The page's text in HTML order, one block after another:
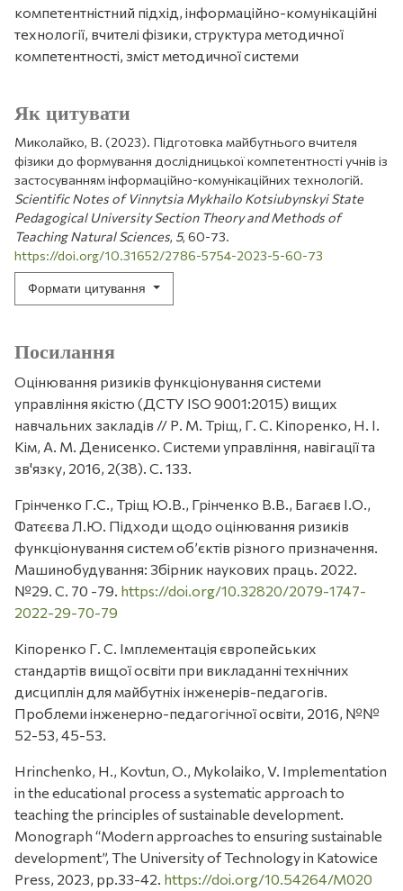
компетентністний підхід, інформаційно-комунікаційні
технології, вчителі фізики, структура методичної
компетентності, зміст методичної системи
Як цитувати
Миколайко, В. (2023). Підготовка майбутнього вчителя
фізики до формування дослідницької компетентності учнів із
застосуванням інформаційно-комунікаційних технологій.
Scientific Notes of Vinnytsia Mykhailo Kotsiubynskyi State
Pedagogical University Section Theory and Methods of
Teaching Natural Sciences, 5, 60-73.
https://doi.org/10.31652/2786-5754-2023-5-60-73
Формати цитування
Посилання
Оцінювання ризиків функціонування системи
управління якістю (ДСТУ ISO 9001:2015) вищих
навчальних закладів // Р. М. Тріщ, Г. С. Кіпоренко, Н. І.
Кім, А. М. Денисенко. Системи управління, навігації та
зв'язку, 2016, 2(38). С. 133.
Грінченко Г.С., Тріщ Ю.В., Грінченко В.В., Багаєв І.О.,
Фатєєва Л.Ю. Підходи щодо оцінювання ризиків
функціонування систем об’єктів різного призначення.
Машинобудування: Збірник наукових праць. 2022.
№29. С. 70 -79. https://doi.org/10.32820/2079-1747-
2022-29-70-79
Кіпоренко Г. С. Імплементація європейських
стандартів вищої освіти при викладанні технічних
дисциплін для майбутніх інженерів-педагогів.
Проблеми інженерно-педагогічної освіти, 2016, №№
52-53, 45-53.
Hrinchenko, H., Kovtun, O., Mykolaiko, V. Implementation
in the educational process a systematic approach to
teaching the principles of sustainable development.
Monograph “Modern approaches to ensuring sustainable
development”, The University of Technology in Katowice
Press, 2023, pp.33-42. https://doi.org/10.54264/M020